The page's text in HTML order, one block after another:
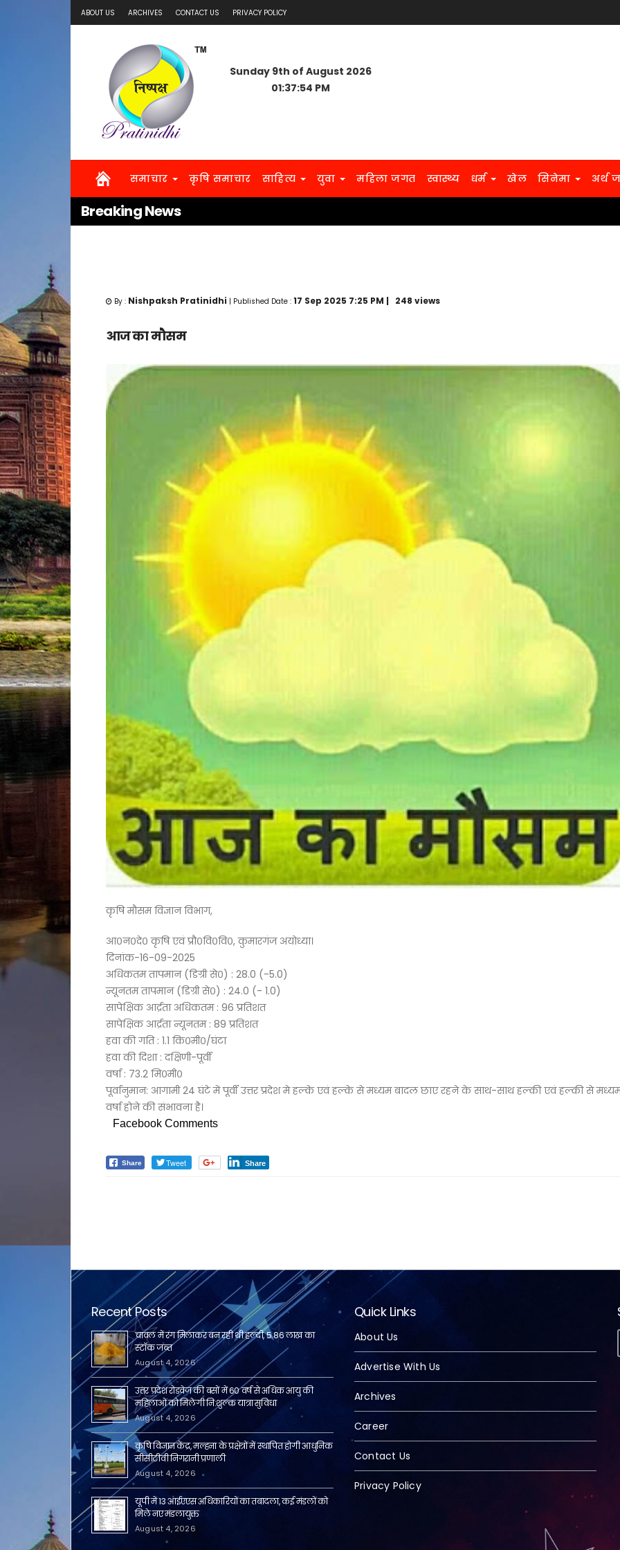
ABOUT US ARCHIVES CONTACT US PRIVACY POLICY
Sunday 9th of August 2026
01:37:54 PM
समाचार कृषि समाचार साहित्य युवा महिला जगत स्वास्थ्य धर्म खेल सिनेमा अर्थ
Breaking News
By : Nishpaksh Pratinidhi | Published Date : 17 Sep 2025 7:25 PM | 248 views
आज का मौसम
कृषि मौसम विज्ञान विभाग,
आ०न०दे० कृषि एवं प्रौ०वि०वि०, कुमारगंज अयोध्या।
दिनांक-16-09-2025
अधिकतम तापमान (डिग्री से०) : 28.0 (-5.0)
न्यूनतम तापमान (डिग्री से०) : 24.0 (- 1.0)
सापेक्षिक आर्द्रता अधिकतम : 96 प्रतिशत
सापेक्षिक आर्द्रता न्यूनतम : 89 प्रतिशत
हवा की गति : 1.1 कि०मी०/घंटा
हवा की दिशा : दक्षिणी-पूर्वी
वर्षा : 73.2 मि०मी०
पूर्वानुमान: आगामी 24 घंटे में पूर्वी उत्तर प्रदेश मे हल्के एवं हल्के से मध्यम बादल छाए रहने के साथ-साथ हल्की एवं हल्की से
वर्षा होने की संभावना है।
Facebook Comments
Share Tweet Share
Recent Posts
चावल में रंग मिलाकर बन रही थी हल्दी, 5.86 लाख का
स्टॉक जब्त
August 4, 2026
उत्तर प्रदेश रोडवेज की बसों में 60 वर्ष से अधिक आयु की
महिलाओं को मिलेगी नि:शुल्क यात्रा सुविधा
August 4, 2026
कृषि विज्ञान केंद्र, मल्हना के प्रक्षेत्रों में स्थापित होगी आधुनिक
सीसीटीवी निगरानी प्रणाली
August 4, 2026
यूपी में 13 आईएएस अधिकारियों का तबादला, कई मंडलों को
मिले नए मंडलायुक्त
August 4, 2026
Quick Links
About Us
Advertise With Us
Archives
Career
Contact Us
Privacy Policy